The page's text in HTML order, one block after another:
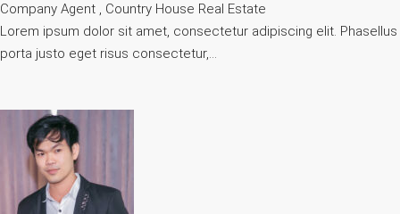
Company Agent , Country House Real Estate
Lorem ipsum dolor sit amet, consectetur adipiscing elit. Phasellus
porta justo eget risus consectetur,…